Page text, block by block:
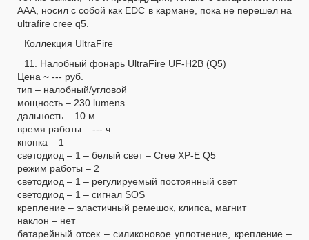
ААА, носил с собой как EDC в кармане, пока не перешел на
ultrafire cree q5.
Коллекция UltraFire
11. Налобный фонарь UltraFire UF-H2B (Q5)
Цена ~ --- руб.
тип – налобный/угловой
мощность – 230 lumens
дальность – 10 м
время работы – --- ч
кнопка – 1
светодиод – 1 – белый свет – Cree XP-E Q5
режим работы – 2
светодиод – 1 – регулируемый постоянный свет
светодиод – 1 – сигнал SOS
крепление – эластичный ремешок, клипса, магнит
наклон – нет
батарейный отсек – силиконовое уплотнение, крепление –